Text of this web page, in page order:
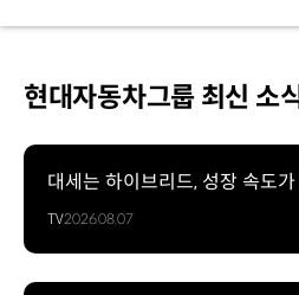
현대자동차그룹 최신 소
대세는 하이브리드, 성장 속도
TV2026.08.07